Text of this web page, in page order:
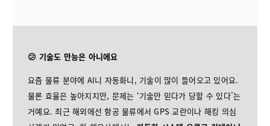
😕 기술도 만능은 아니에요
요즘 물류 분야에 AI니 자동화니, 기술이 많이 들어오고 있어요.
물론 효율은 높아지지만, 문제는 ‘기술만 믿다가 당할 수 있다’는
거예요. 최근 해외에선 항공 물류에서 GPS 교란이나 해킹 의심